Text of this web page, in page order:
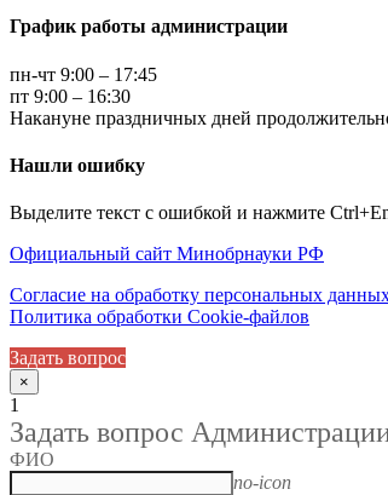
График работы администрации
пн-чт 9:00 – 17:45
пт 9:00 – 16:30
Накануне праздничных дней
Нашли ошибку
Выделите текст с ошибкой и нажмите
Официальный сайт Минобрнауки РФ
Согласие на обработку персональных
Политика обработки Cookie-файлов
Задать вопрос
×
1
Задать вопрос
ФИО
no-icon